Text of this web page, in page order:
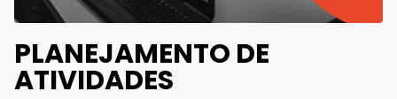
PLANEJAMENTO DE
ATIVIDADES